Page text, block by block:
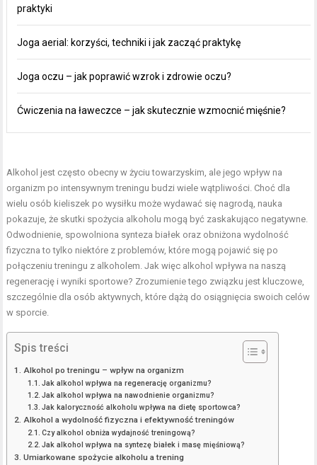
praktyki
Joga aerial: korzyści, techniki i jak zacząć praktykę
Joga oczu – jak poprawić wzrok i zdrowie oczu?
Ćwiczenia na ławeczce – jak skutecznie wzmocnić mięśnie?
Alkohol jest często obecny w życiu towarzyskim, ale jego wpływ na
organizm po intensywnym treningu budzi wiele wątpliwości. Choć dla
wielu osób kieliszek po wysiłku może wydawać się nagrodą, nauka
pokazuje, że skutki spożycia alkoholu mogą być zaskakująco negatywne.
Odwodnienie, spowolniona synteza białek oraz obniżona wydolność
fizyczna to tylko niektóre z problemów, które mogą pojawić się po
połączeniu treningu z alkoholem. Jak więc alkohol wpływa na naszą
regenerację i wyniki sportowe? Zrozumienie tego związku jest kluczowe,
szczególnie dla osób aktywnych, które dążą do osiągnięcia swoich celów
w sporcie.
Spis treści
Alkohol po treningu – wpływ na organizm
Jak alkohol wpływa na regenerację organizmu?
Jak alkohol wpływa na nawodnienie organizmu?
Jak kaloryczność alkoholu wpływa na dietę sportowca?
Alkohol a wydolność fizyczna i efektywność treningów
Czy alkohol obniża wydajność treningową?
Jak alkohol wpływa na syntezę białek i masę mięśniową?
Umiarkowane spożycie alkoholu a trening